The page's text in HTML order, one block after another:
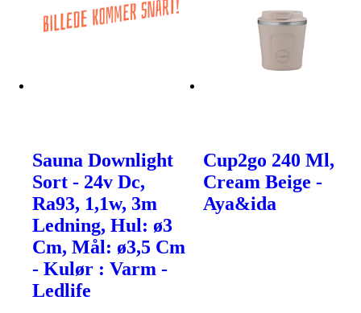
Sauna Downlight
Sort - 24v Dc,
Ra93, 1,1w, 3m
Ledning, Hul: ø3
Cm, Mål: ø3,5 Cm
- Kulør : Varm -
Ledlife
Cup2go 240 Ml,
Cream Beige -
Aya&ida